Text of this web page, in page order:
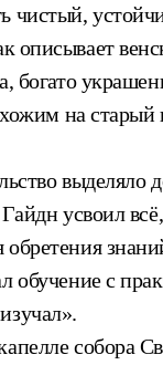
чистый,
описывает
богато
на
усвоил
обучение с
собора